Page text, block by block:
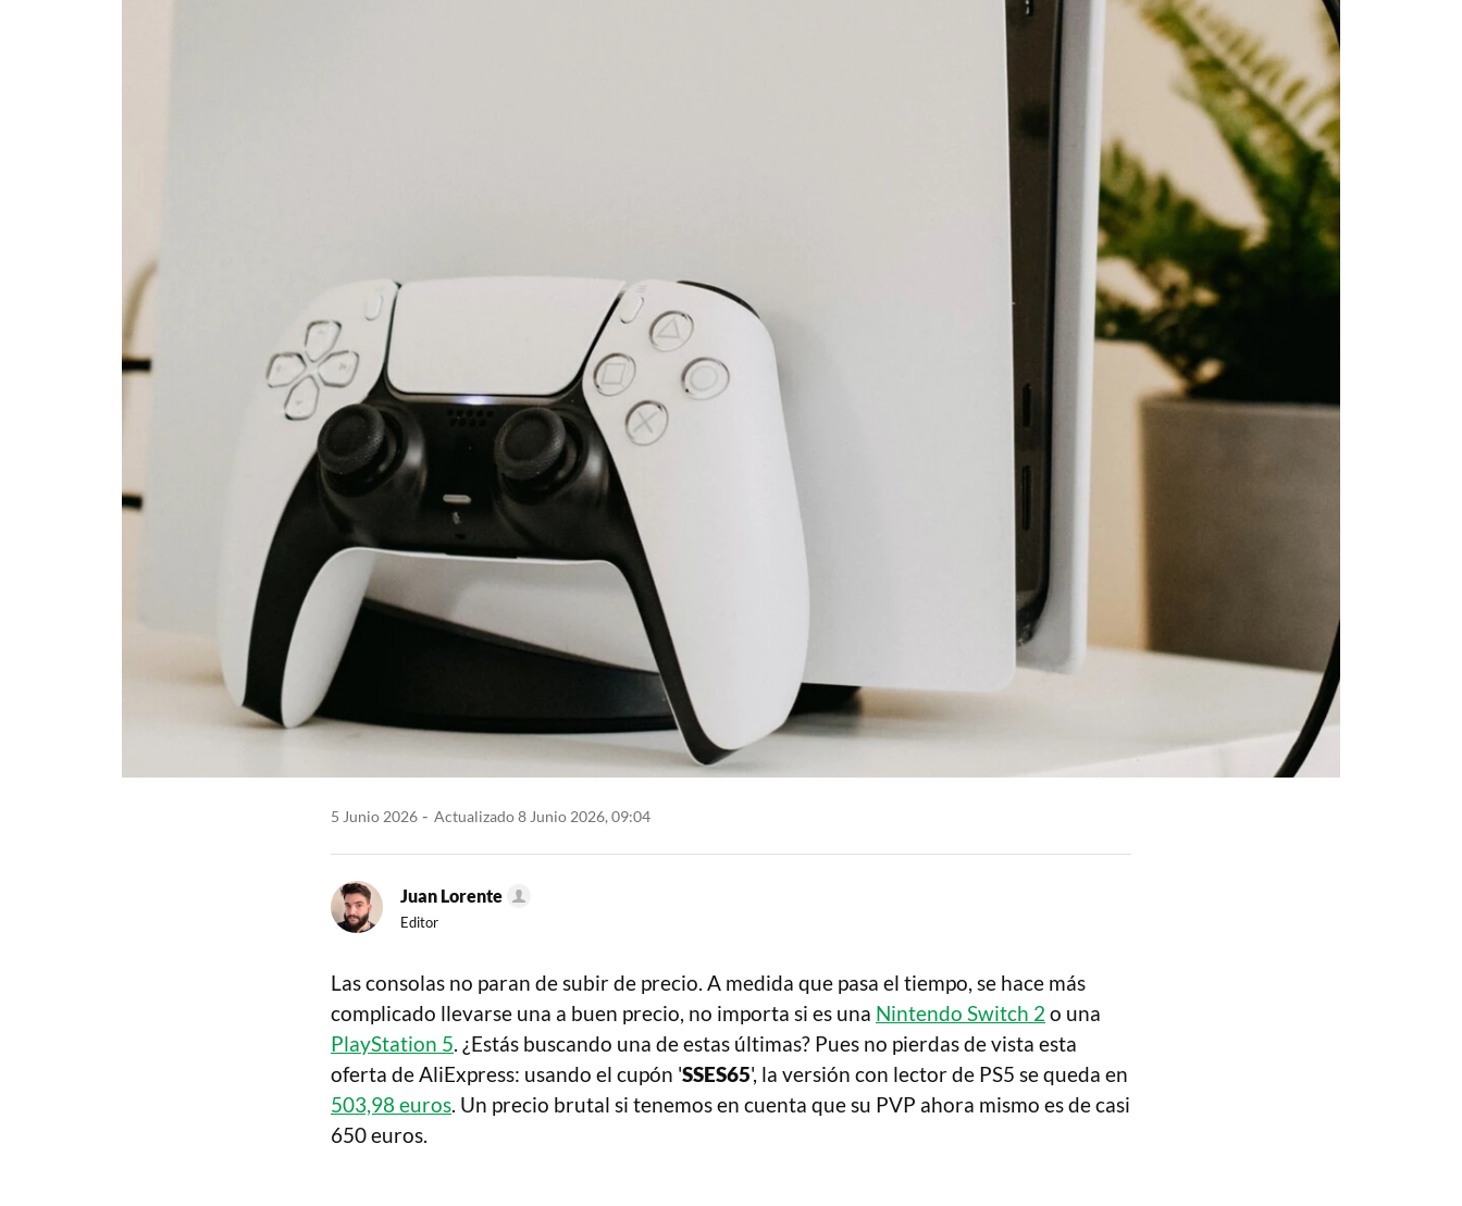
5 Junio 2026 Actualizado 8 Junio 2026, 09:04
Juan Lorente
Editor
Las consolas no paran de subir de precio. A medida que pasa el tiempo, se hace más
complicado llevarse una a buen precio, no importa si es una Nintendo Switch 2 o una
PlayStation 5. ¿Estás buscando una de estas últimas? Pues no pierdas de vista esta
oferta de AliExpress: usando el cupón 'SSES65', la versión con lector de PS5 se queda en
503,98 euros. Un precio brutal si tenemos en cuenta que su PVP ahora mismo es de casi
650 euros.